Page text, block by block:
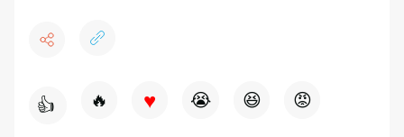
👍 🔥 ♥ 😭 😆 😡